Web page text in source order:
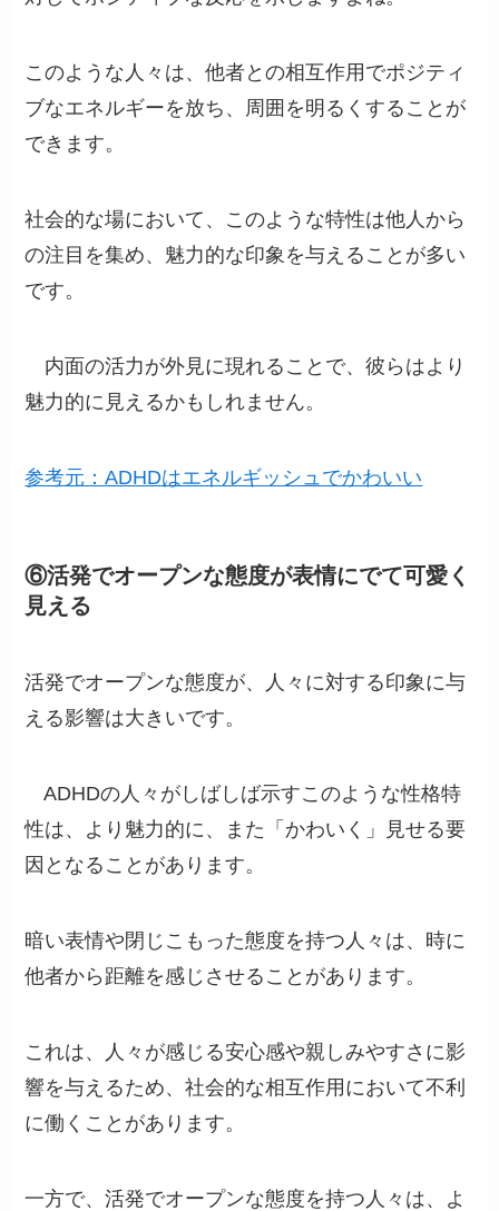
このような人々は、他者との相互作用でポジティ
ブなエネルギーを放ち、周囲を明るくすることが
できます。
社会的な場において、このような特性は他人から
の注目を集め、魅力的な印象を与えることが多い
です。
内面の活力が外見に現れることで、彼らはより
魅力的に見えるかもしれません。
参考元：ADHDはエネルギッシュでかわいい
⑥活発でオープンな態度が表情にでて可愛く
見える
活発でオープンな態度が、人々に対する印象に与
える影響は大きいです。
ADHDの人々がしばしば示すこのような性格特
性は、より魅力的に、また「かわいく」見せる要
因となることがあります。
暗い表情や閉じこもった態度を持つ人々は、時に
他者から距離を感じさせることがあります。
これは、人々が感じる安心感や親しみやすさに影
響を与えるため、社会的な相互作用において不利
に働くことがあります。
一方で、活発でオープンな態度を持つ人々は、よ